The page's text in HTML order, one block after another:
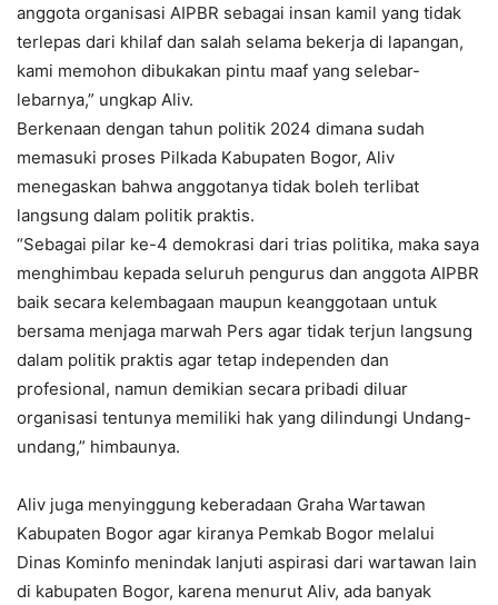
anggota organisasi AIPBR sebagai insan kamil yang tidak
terlepas dari khilaf dan salah selama bekerja di lapangan,
kami memohon dibukakan pintu maaf yang selebar-
lebarnya,” ungkap Aliv.
Berkenaan dengan tahun politik 2024 dimana sudah
memasuki proses Pilkada Kabupaten Bogor, Aliv
menegaskan bahwa anggotanya tidak boleh terlibat
langsung dalam politik praktis.
“Sebagai pilar ke-4 demokrasi dari trias politika, maka saya
menghimbau kepada seluruh pengurus dan anggota AIPBR
baik secara kelembagaan maupun keanggotaan untuk
bersama menjaga marwah Pers agar tidak terjun langsung
dalam politik praktis agar tetap independen dan
profesional, namun demikian secara pribadi diluar
organisasi tentunya memiliki hak yang dilindungi Undang-
undang,” himbaunya.
Aliv juga menyinggung keberadaan Graha Wartawan
Kabupaten Bogor agar kiranya Pemkab Bogor melalui
Dinas Kominfo menindak lanjuti aspirasi dari wartawan lain
di kabupaten Bogor, karena menurut Aliv, ada banyak